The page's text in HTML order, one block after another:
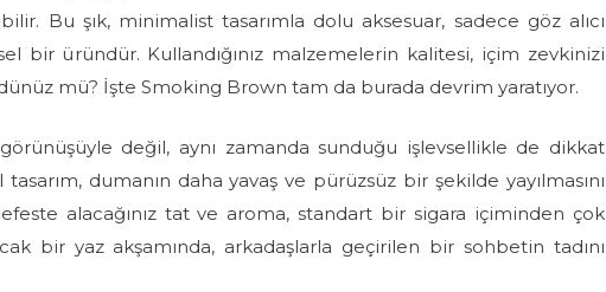
Bu şık, minimalist tasarımla dolu aksesuar, sadece göz alıcı
bir üründür. Kullandığınız malzemelerin kalitesi, içim zevkinizi
mü? İşte Smoking Brown tam da burada devrim yaratıyor.
değil, aynı zamanda sunduğu işlevsellikle de dikkat
dumanın daha yavaş ve pürüzsüz bir şekilde yayılmasını
alacağınız tat ve aroma, standart bir sigara içiminden çok
bir yaz akşamında, arkadaşlarla geçirilen bir sohbetin tadını